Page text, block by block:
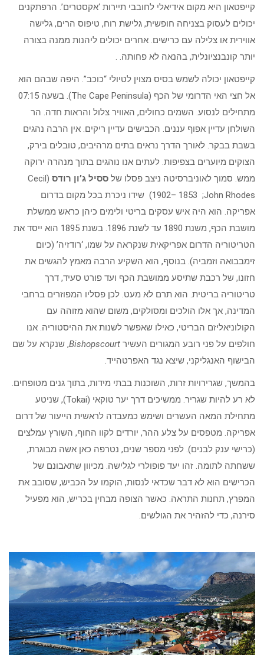
קייפטאון היא מקום אידיאלי לחובבי תיירות ‘אקסטרים’. הרפתקנים
יכולים לעסוק בצניחה חופשית, גלישת רוח, טיפוס הרים, גלישה
אווירית או צלילה עם כרישים. אחרים יכולים ליהנות ממנה בצורה
יותר קונבנציונלית, בהנאה לא פחותה. .
קייפטאון יכולה לשמש בסיס מצוין לטיולי “כוכב”. היפה שבהם הוא
אל חצי האי הדרומי של הכף (The Cape Peninsula). בשעה 07:15
מתחילים לנסוע. השמים כחולים, האוויר צלול והראות חדה. הר
השולחן עדיין אפוף עננים. הכבישים עדיין ריקים. אין הרבה נהגים
בשבת בבקר. לאורך הדרך נראים בתים מרהיבים, טובלים בירק,
הצוקים מיוערים בצפיפות. לעתים אנו נוהגים בתוך מנהרה ירוקה
ממש. סמוך לאוניברסיטה ניצב פסלו של ססיל ג’ון רודס (Cecil
John Rhodes; ‏ 1853 –1902) שידו ניכרת בכל מקום בדרום
אפריקה. הוא היה איש עסקים בריטי ולימים כיהן כראש ממשלת
מושבת הכף, משנת 1890 עד לשנת 1896. בשנת 1895 הוא ייסד את
הטריטוריה הדרום אפריקאית שנקראה על שמו, ‘רודזיה’ (כיום
זימבבואה וזמביה). בנוסף, הוא השקיע הרבה מאמץ להגשים את
חזונו, של רכבת שתיסע ממושבת הכף ועד פורט סעיד, דרך
טריטוריה בריטית. הוא תרם לא מעט. לכן פסליו המפוזרים ברחבי
המדינה, אך אלו הולכים ומסולקים, משום שהוא מזוהה עם
הקולוניאליזם הבריטי, כאילו שאפשר לשנות את ההיסטוריה. אנו
חולפים על פני רובע המגורים העשיר Bishopscourt, שנקרא על שם
הבישוף האנגליקני, שיצא נגד האפרטהייד.
בהמשך, שגרירויות זרות, השוכנות בבתי מידות, בתוך גנים מטופחים.
לא רע להיות שגריר. ממשיכים דרך יער טוקאי (Tokai), שניטע
מתחילת המאה העשרים ושימש כמעבדה לראשית הייעור של דרום
אפריקה. מטפסים על צלע ההר, יורדים לקוו החוף, השורץ עמלצים
(כרישי ענק לבנים). לפני מספר שנים, נטרפה כאן אשה מבוגרת,
ששחתה לתומה. זהו יעד פופולרי לגלישה. מכיוון שתאבונם של
הכרישים הוא לא דבר שכדאי לנסות, הוקמו על הכביש, שסובב את
המפרץ, תחנות התראה. כאשר הצופה מבחין בכריש, הוא מפעיל
סירנה, כדי להזהיר את הגולשים.